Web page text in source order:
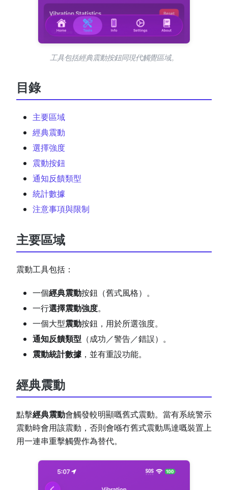
工具包括經典震動按鈕同現代觸覺區域。
目錄
主要區域
經典震動
選擇強度
震動按鈕
通知反饋類型
統計數據
注意事項與限制
主要區域
震動工具包括：
一個經典震動按鈕（舊式風格）。
一行選擇震動強度。
一個大型震動按鈕，用於所選強度。
通知反饋類型 （成功／警告／錯誤）。
震動統計數據，並有重設功能。
經典震動
點擊經典震動會觸發較明顯嘅舊式震動。當有系統警示
震動時會用該震動，否則會喺冇舊式震動馬達嘅裝置上
用一連串重擊觸覺作為替代。